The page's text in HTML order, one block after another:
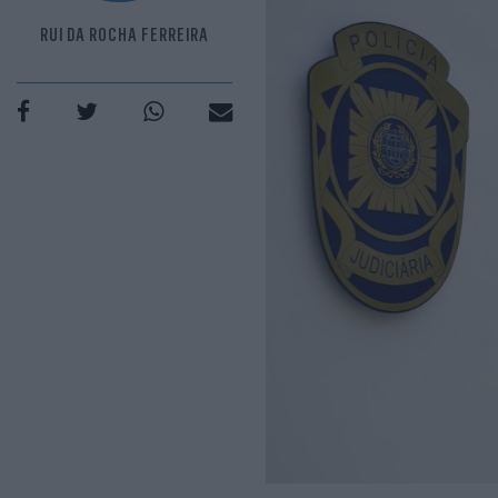
RUI DA ROCHA FERREIRA